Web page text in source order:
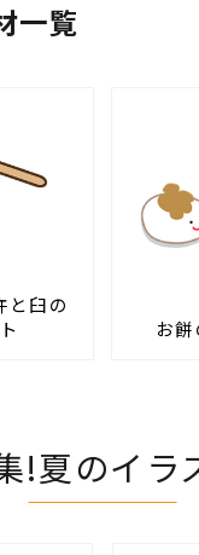
一覧
と臼の
お
!夏のイラ